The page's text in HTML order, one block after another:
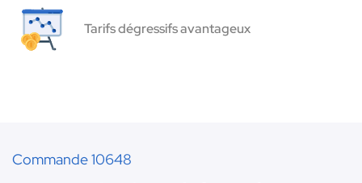
Tarifs dégressifs avantageux
Commande 10648